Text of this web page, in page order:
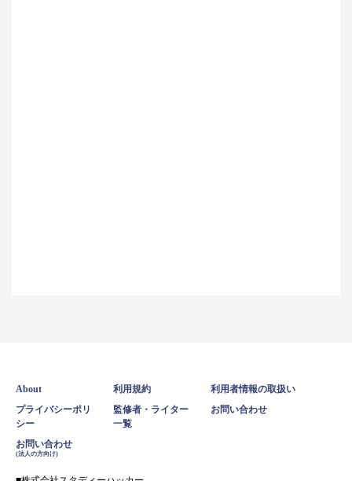
About 利用規約 利用者情報の取扱い
プライバシーポリ
シー
監修者・ライター
一覧
お問い合わせ
お問い合わせ
(法人の方向け)